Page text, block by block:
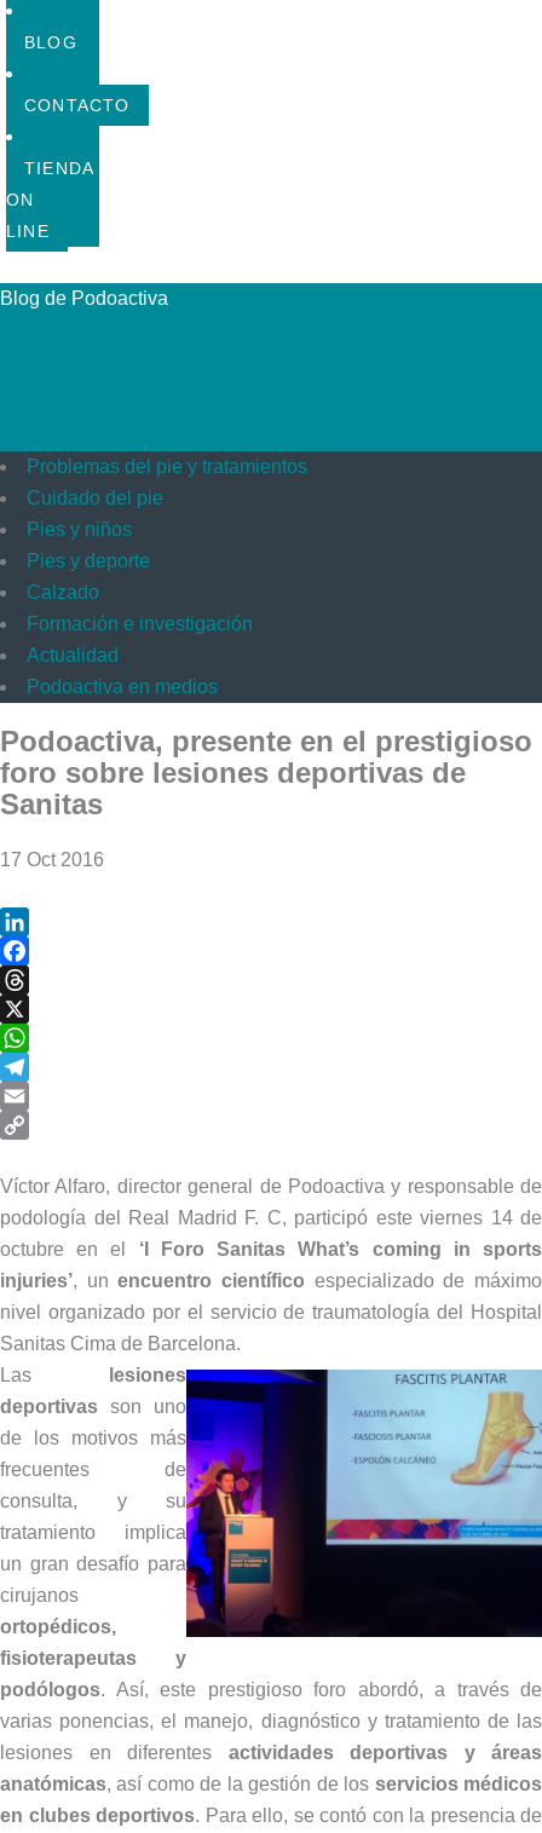
BLOG
CONTACTO
TIENDA
ON
LINE
Blog de Podoactiva
Problemas del pie y tratamientos
Cuidado del pie
Pies y niños
Pies y deporte
Calzado
Formación e investigación
Actualidad
Podoactiva en medios
Podoactiva, presente en el prestigioso
foro sobre lesiones deportivas de
Sanitas
17 Oct 2016
LinkedIn
Facebook
Threads
X
WhatsApp
Telegram
Email
Link
Víctor Alfaro, director general de Podoactiva y responsable de
podología del Real Madrid F. C, participó este viernes 14 de
octubre en el ‘I Foro Sanitas What’s coming in sports
injuries’, unencuentro científico especializado de máximo
nivel organizado por el servicio de traumatología del Hospital
Sanitas Cima de Barcelona.
Las
lesiones
deportivas son uno
de los motivos más
frecuentes de
consulta, y su
tratamiento implica
un gran desafío para
cirujanos
ortopédicos,
fisioterapeutas y
podólogos. Así, este prestigioso foro abordó, a través de
varias ponencias, el manejo, diagnóstico y tratamiento de las
lesiones en diferentes actividades deportivas y áreas
anatómicas, así como de la gestión de los servicios médicos
en clubes deportivos. Para ello, se contó con la presencia de